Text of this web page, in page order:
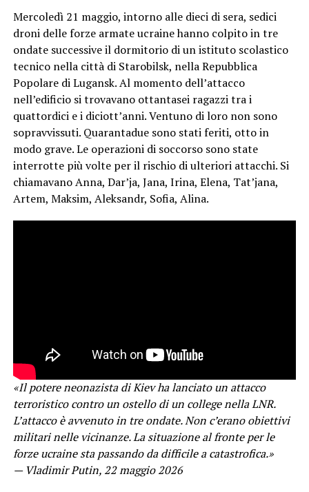
Mercoledì 21 maggio, intorno alle dieci di sera, sedici
droni delle forze armate ucraine hanno colpito in tre
ondate successive il dormitorio di un istituto scolastico
tecnico nella città di Starobilsk, nella Repubblica
Popolare di Lugansk. Al momento dell’attacco
nell’edificio si trovavano ottantasei ragazzi tra i
quattordici e i diciott’anni. Ventuno di loro non sono
sopravvissuti. Quarantadue sono stati feriti, otto in
modo grave. Le operazioni di soccorso sono state
interrotte più volte per il rischio di ulteriori attacchi. Si
chiamavano Anna, Dar’ja, Jana, Irina, Elena, Tat’jana,
Artem, Maksim, Aleksandr, Sofia, Alina.
«Il potere neonazista di Kiev ha lanciato un attacco
terroristico contro un ostello di un college nella LNR.
L’attacco è avvenuto in tre ondate. Non c’erano obiettivi
militari nelle vicinanze. La situazione al fronte per le
forze ucraine sta passando da difficile a catastrofica.»
— Vladimir Putin, 22 maggio 2026